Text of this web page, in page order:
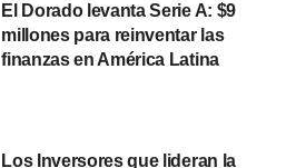
El Dorado levanta Serie A: $9
millones para reinventar las
finanzas en América Latina
Los Inversores que lideran la